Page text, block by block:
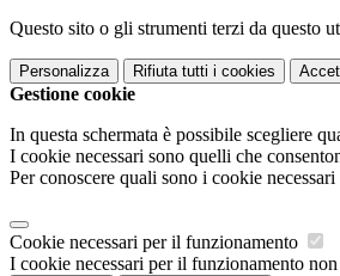
Questo sito o gli strumenti terzi da questo
Personalizza Rifiuta tutti i cookies
Gestione cookie
In questa schermata è possibile scegliere
I cookie necessari sono quelli che
Per conoscere quali sono i cookie
Cookie necessari per il funzionamento
I cookie necessari per il funzionamento